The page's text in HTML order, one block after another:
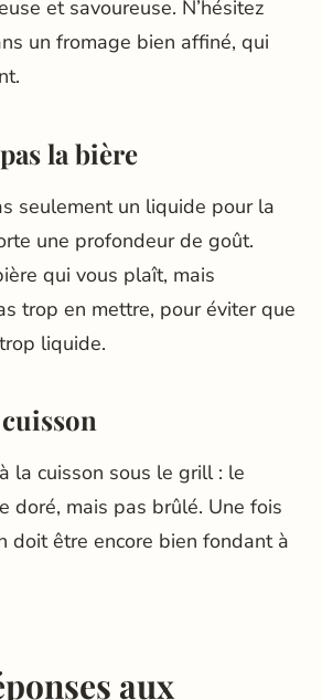
et savoureuse. N’hésitez
un fromage bien affiné, qui
la bière
seulement un liquide pour la
une profondeur de goût.
qui vous plaît, mais
trop en mettre, pour éviter que
liquide.
la cuisson sous le grill : le
doré, mais pas brûlé. Une fois
doit être encore bien fondant à
aux